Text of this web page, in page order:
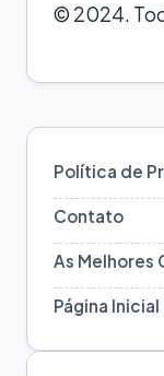
© 2024.
Política de
Contato
As Melhores
Página